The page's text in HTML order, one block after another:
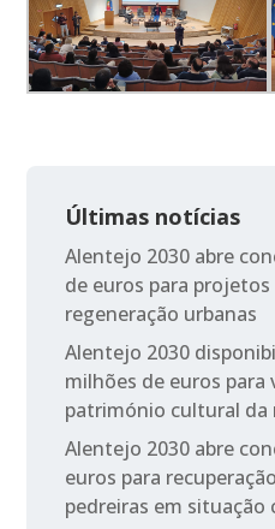
Últimas notícias
Alentejo 2030 abre
de euros para
regeneração urbanas
Alentejo 2030
milhões de euros para
património cultural da
Alentejo 2030 abre
euros para
pedreiras em situação